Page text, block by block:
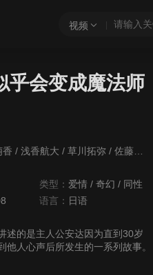
视频
乎会变成魔法师
香 / 浅香航大 / 草川拓弥 / 佐藤玲
类型： 爱情 / 奇幻 / 同性
语言： 日语
述的是主人公安达因为直到30岁
人心声后所发生的一系列故事。